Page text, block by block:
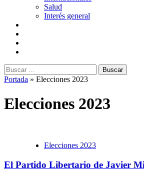
Salud
Interés general
Buscar:
Portada » Elecciones 2023
Elecciones 2023
Elecciones 2023
El Partido Libertario de Javier